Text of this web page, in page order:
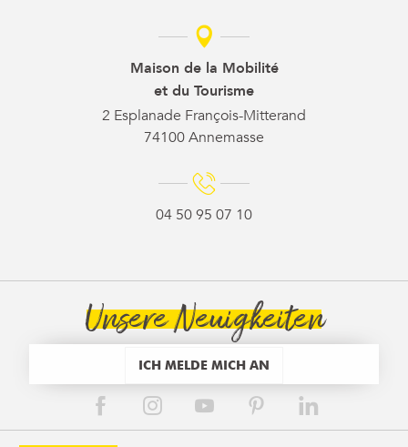
Maison de la Mobilité
et du Tourisme
2 Esplanade François-Mitterand
74100 Annemasse
04 50 95 07 10
Unsere Neuigkeiten
ICH MELDE MICH AN